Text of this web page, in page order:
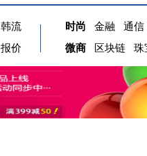
韩流
报价
时尚 金融 通信
微商
区块链 珠